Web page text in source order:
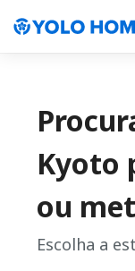
Kyoto
ou
Escolha a